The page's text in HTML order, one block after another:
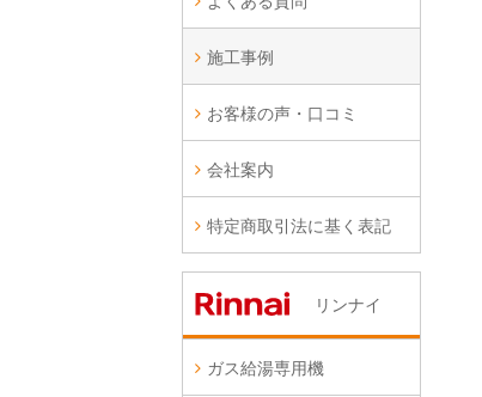
施工事例
お客様の声・口コミ
会社案内
特定商取引法に基く表記
リンナイ
ガス給湯専用機